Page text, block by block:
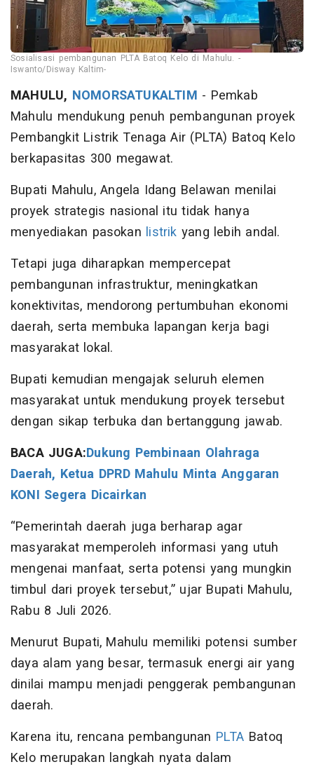
Sosialisasi pembangunan PLTA Batoq Kelo di Mahulu. -
Iswanto/Disway Kaltim-
MAHULU, NOMORSATUKALTIM - Pemkab
Mahulu mendukung penuh pembangunan proyek
Pembangkit Listrik Tenaga Air (PLTA) Batoq Kelo
berkapasitas 300 megawat.
Bupati Mahulu, Angela Idang Belawan menilai
proyek strategis nasional itu tidak hanya
menyediakan pasokan listrik yang lebih andal.
Tetapi juga diharapkan mempercepat
pembangunan infrastruktur, meningkatkan
konektivitas, mendorong pertumbuhan ekonomi
daerah, serta membuka lapangan kerja bagi
masyarakat lokal.
Bupati kemudian mengajak seluruh elemen
masyarakat untuk mendukung proyek tersebut
dengan sikap terbuka dan bertanggung jawab.
BACA JUGA:Dukung Pembinaan Olahraga
Daerah, Ketua DPRD Mahulu Minta Anggaran
KONI Segera Dicairkan
“Pemerintah daerah juga berharap agar
masyarakat memperoleh informasi yang utuh
mengenai manfaat, serta potensi yang mungkin
timbul dari proyek tersebut,” ujar Bupati Mahulu,
Rabu 8 Juli 2026.
Menurut Bupati, Mahulu memiliki potensi sumber
daya alam yang besar, termasuk energi air yang
dinilai mampu menjadi penggerak pembangunan
daerah.
Karena itu, rencana pembangunan PLTA Batoq
Kelo merupakan langkah nyata dalam